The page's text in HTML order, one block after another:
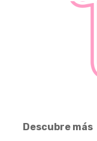
Descubre más